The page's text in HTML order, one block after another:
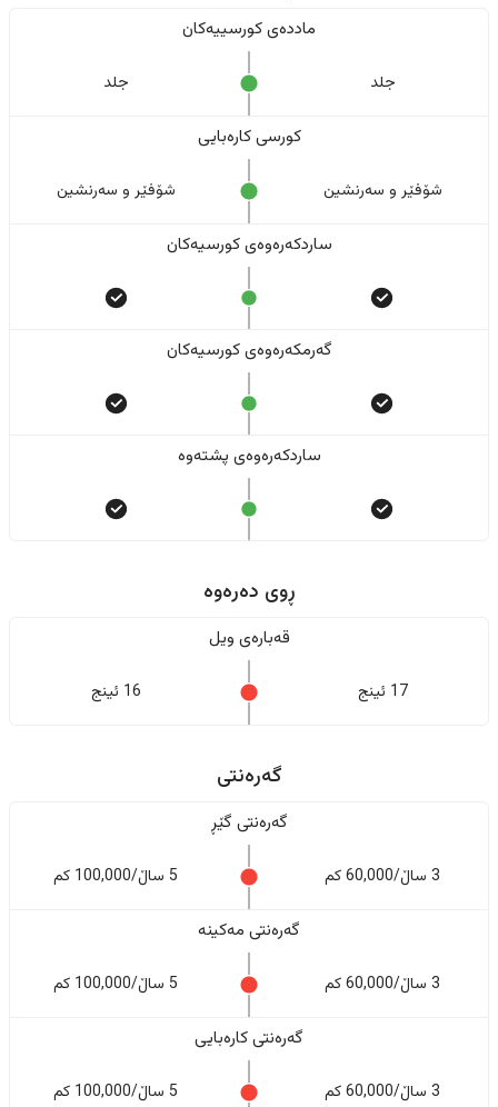
ماددەی کورسییەکان
جلد جلد
کورسی کارەبایی
شۆفێر و سەرنشین شۆفێر و سەرنشین
ساردکەرەوەی کورسیەکان
گەرمکەرەوەی کورسیەکان
ساردکەرەوەی پشتەوە
ڕوی دەرەوە
قەبارەی ویل
17 ئینج 16 ئینج
گەرەنتی
گەرەنتی گێڕ
3 ساڵ/60,000 کم 5 ساڵ/100,000 کم
گەرەنتی مەکینە
3 ساڵ/60,000 کم 5 ساڵ/100,000 کم
گەرەنتی کارەبایی
3 ساڵ/60,000 کم 5 ساڵ/100,000 کم